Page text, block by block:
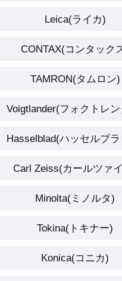
Leica(ライカ)
CONTAX(コンタック
TAMRON(タムロン)
Voigtlander(フォクトレ
Hasselblad(ハッセルブ
Carl Zeiss(カールツァ
Minolta(ミノルタ)
Tokina(トキナー)
Konica(コニカ)